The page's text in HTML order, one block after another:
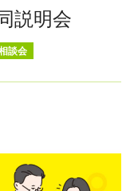
説明会
談会